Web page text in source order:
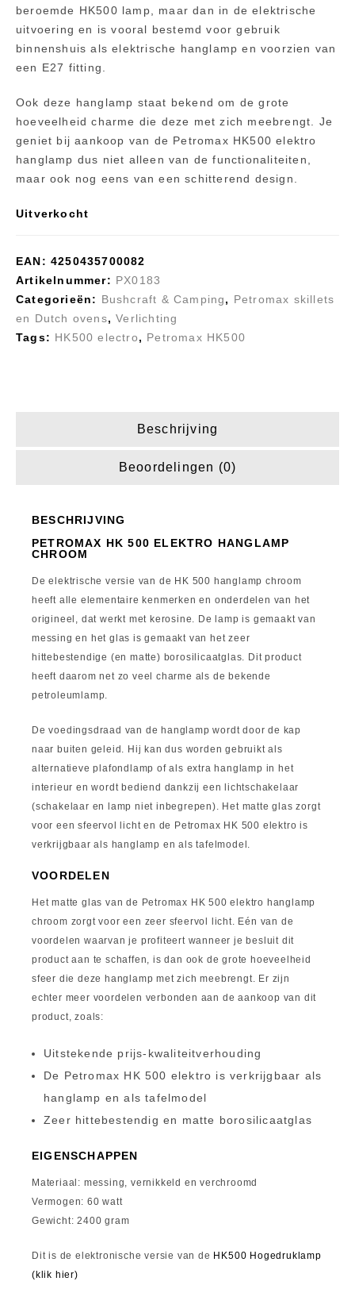
beroemde HK500 lamp, maar dan in de elektrische
uitvoering en is vooral bestemd voor gebruik
binnenshuis als elektrische hanglamp en voorzien van
een E27 fitting.
Ook deze hanglamp staat bekend om de grote
hoeveelheid charme die deze met zich meebrengt. Je
geniet bij aankoop van de Petromax HK500 elektro
hanglamp dus niet alleen van de functionaliteiten,
maar ook nog eens van een schitterend design.
Uitverkocht
EAN: 4250435700082
Artikelnummer: PX0183
Categorieën: Bushcraft & Camping, Petromax skillets
en Dutch ovens,Verlichting
Tags: HK500 electro, Petromax HK500
Beschrijving
Beoordelingen (0)
BESCHRIJVING
PETROMAX HK 500 ELEKTRO HANGLAMP
CHROOM
De elektrische versie van de HK 500 hanglamp chroom
heeft alle elementaire kenmerken en onderdelen van het
origineel, dat werkt met kerosine. De lamp is gemaakt van
messing en het glas is gemaakt van het zeer
hittebestendige (en matte) borosilicaatglas. Dit product
heeft daarom net zo veel charme als de bekende
petroleumlamp.
De voedingsdraad van de hanglamp wordt door de kap
naar buiten geleid. Hij kan dus worden gebruikt als
alternatieve plafondlamp of als extra hanglamp in het
interieur en wordt bediend dankzij een lichtschakelaar
(schakelaar en lamp niet inbegrepen). Het matte glas zorgt
voor een sfeervol licht en de Petromax HK 500 elektro is
verkrijgbaar als hanglamp en als tafelmodel.
VOORDELEN
Het matte glas van de Petromax HK 500 elektro hanglamp
chroom zorgt voor een zeer sfeervol licht. Eén van de
voordelen waarvan je profiteert wanneer je besluit dit
product aan te schaffen, is dan ook de grote hoeveelheid
sfeer die deze hanglamp met zich meebrengt. Er zijn
echter meer voordelen verbonden aan de aankoop van dit
product, zoals:
Uitstekende prijs-kwaliteitverhouding
De Petromax HK 500 elektro is verkrijgbaar als
hanglamp en als tafelmodel
Zeer hittebestendig en matte borosilicaatglas
EIGENSCHAPPEN
Materiaal: messing, vernikkeld en verchroomd
Vermogen: 60 watt
Gewicht: 2400 gram
Dit is de elektronische versie van de HK500 Hogedruklamp
(klik hier)